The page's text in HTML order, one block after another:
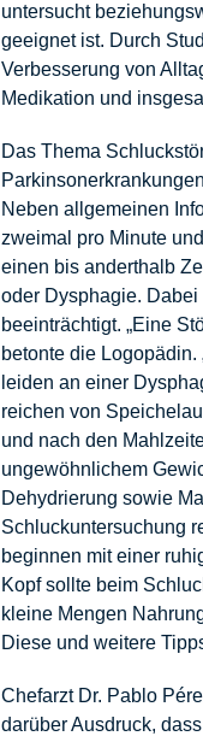
untersucht
geeignet ist. Durch
Verbesserung von
Medikation und
Das Thema
Neben allgemeinen
zweimal pro Minute
einen bis anderthalb
oder Dysphagie.
beeinträchtigt. „Eine
betonte die
leiden an einer
reichen von
und nach den
ungewöhnlichem
Dehydrierung sowie
Schluckuntersuchung
beginnen mit einer
Kopf sollte beim
kleine Mengen
Diese und weitere
Chefarzt Dr. Pablo
darüber Ausdruck,